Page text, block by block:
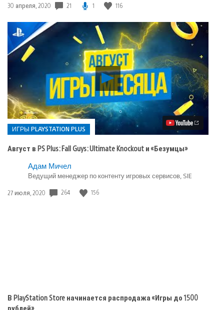
Дата
30 апреля, 2020 21 1 116
Воспроизвести
видео
Август
в
PS
Plus:
Fall
Guys:
Ultimate
«Безумцы»
ИГРЫ PLAYSTATION PLUS
Август в PS Plus: Fall Guys: Ultimate Knockout и «Безумцы»
Опубликовано
Игры
playstation
Адам Мичел
Ведущий менеджер по контенту игровых сервисов, SIE
Дата
27 июля, 2020 264 156
В PlayStation Store начинается распродажа «Игры до 1500
рублей»